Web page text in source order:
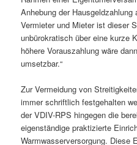
Anhebung der
Vermieter und Mieter ist dieser
unbürokratisch über eine kurze
höhere Vorauszahlung wäre
umsetzbar.“
Zur Vermeidung von
immer schriftlich festgehalten
der VDIV-RPS hingegen die
eigenständige praktizierte
Warmwasserversorgung. Diese